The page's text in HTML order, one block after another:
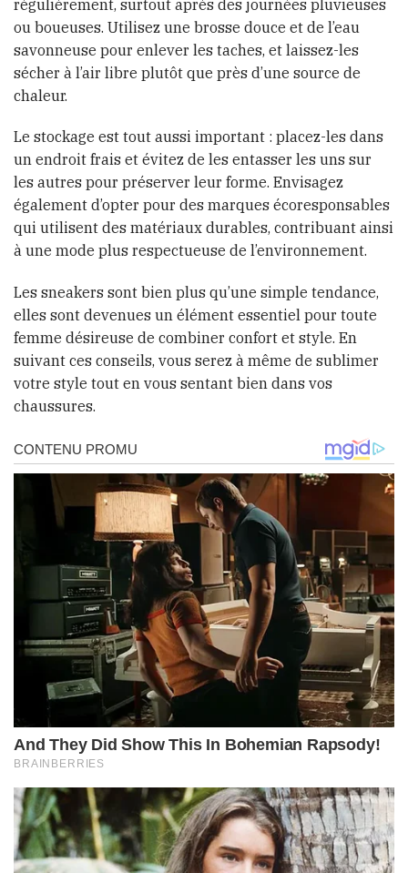
régulièrement, surtout après des journées pluvieuses
ou boueuses. Utilisez une brosse douce et de l’eau
savonneuse pour enlever les taches, et laissez-les
sécher à l’air libre plutôt que près d’une source de
chaleur.
Le stockage est tout aussi important : placez-les dans
un endroit frais et évitez de les entasser les uns sur
les autres pour préserver leur forme. Envisagez
également d’opter pour des marques écoresponsables
qui utilisent des matériaux durables, contribuant ainsi
à une mode plus respectueuse de l’environnement.
Les sneakers sont bien plus qu’une simple tendance,
elles sont devenues un élément essentiel pour toute
femme désireuse de combiner confort et style. En
suivant ces conseils, vous serez à même de sublimer
votre style tout en vous sentant bien dans vos
chaussures.